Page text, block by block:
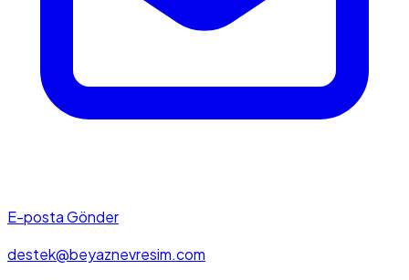
E-posta Gönder
destek@beyaznevresim.com